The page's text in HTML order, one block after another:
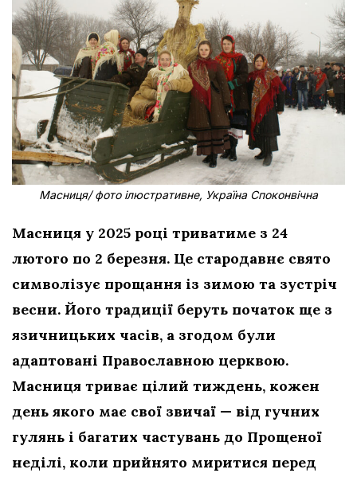
Масниця/ фото ілюстративне, Україна Споконвічна
Масниця у 2025 році триватиме з 24
лютого по 2 березня. Це стародавнє свято
символізує прощання із зимою та зустріч
весни. Його традиції беруть початок ще з
язичницьких часів, а згодом були
адаптовані Православною церквою.
Масниця триває цілий тиждень, кожен
день якого має свої звичаї — від гучних
гулянь і багатих частувань до Прощеної
неділі, коли прийнято миритися перед